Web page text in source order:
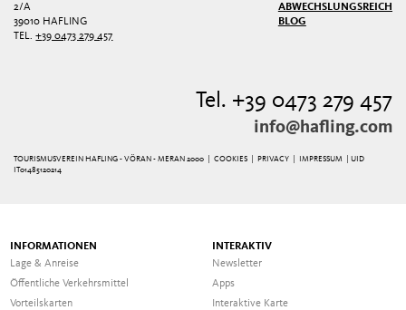
/A
39010 HAFLING
TEL.+39 0473 279 457
ABWECHSLUNGSREICHEN
BLOG
Tel. +39 0473 279 457
info@hafling.com
TOURISMUSVEREIN HAFLING - VÖRAN - MERAN 2000 | COOKIES PRIVACY IMPRESSUM
| UID
IT01485120214
INFORMATIONEN
Lage & Anreise
Öffentliche Verkehrsmittel
Vorteilskarten
INTERAKTIV
Newsletter
Apps
Interaktive Karte